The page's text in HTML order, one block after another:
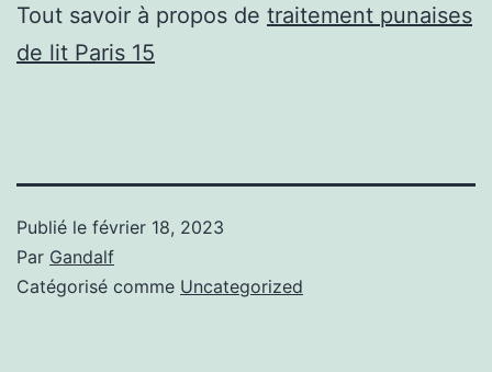
Tout savoir à propos de traitement punaises
de lit Paris 15
Publié le février 18, 2023
Par Gandalf
Catégorisé comme Uncategorized